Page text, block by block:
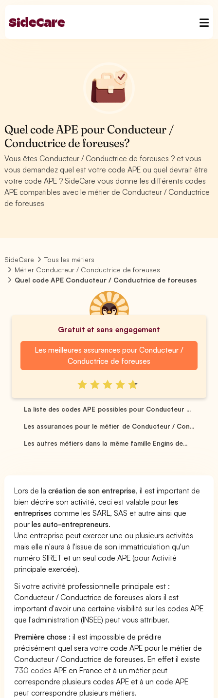
Quel code APE pour Conducteur /
Conductrice de foreuses?
Vous êtes Conducteur / Conductrice de foreuses ? et vous
vous demandez quel est votre code APE ou quel devrait être
votre code APE ? SideCare vous donne les différents codes
APE compatibles avec le métier de Conducteur / Conductrice
de foreuses
SideCare
Tous les métiers
Métier Conducteur / Conductrice de foreuses
Quel code APE Conducteur / Conductrice de foreuses
Gratuit et sans engagement
Les meilleures assurances pour Conducteur /
Conductrice de foreuses
La liste des codes APE possibles pour Conducteur ...
Les assurances pour le métier de Conducteur / Con...
Les autres métiers dans la même famille Engins de...
Lors de lacréation de son entreprise, il est important de
bien décrire son activité, ceci est valable pourles
entreprises comme les SARL, SAS et autre ainsi que
pourles auto-entrepreneurs.
Une entreprise peut exercer une ou plusieurs activités
mais elle n'aura à l'issue de son immatriculation qu'un
numéro SIRET et un seul code APE (pour Activité
principale exercée).
Si votre activité professionnelle principale est :
Conducteur / Conductrice de foreuses alors il est
important d'avoir une certaine visibilité sur les codes APE
que l'administration (INSEE) peut vous attribuer.
Première chose : il est impossible de prédire
précisément quel sera votre code APE pour le métier de
Conducteur / Conductrice de foreuses. En effet il existe
730 codes APE en France et à un métier peut
correspondre plusieurs codes APE et à un code APE
peut correspondre plusieurs métiers.